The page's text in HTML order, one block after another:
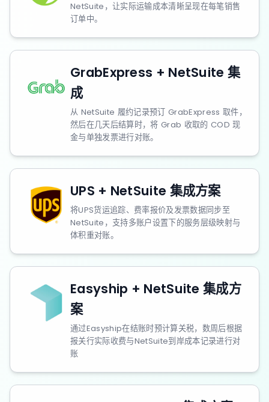
NetSuite，让实际运输成本清晰呈现在每笔销售
订单中。
GrabExpress + NetSuite 集
成
从 NetSuite 履约记录预订 GrabExpress 取件，
然后在几天后结算时，将 Grab 收取的 COD 现
金与单独发票进行对账。
UPS + NetSuite 集成方案
将UPS货运追踪、费率报价及发票数据同步至
NetSuite，支持多账户设置下的服务层级映射与
体积重对账。
Easyship + NetSuite 集成方
案
通过Easyship在结账时预计算关税，数周后根据
报关行实际收费与NetSuite到岸成本记录进行对
账